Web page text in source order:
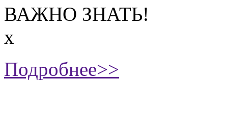
ВАЖНО ЗНАТЬ!
х
Подробнее>>